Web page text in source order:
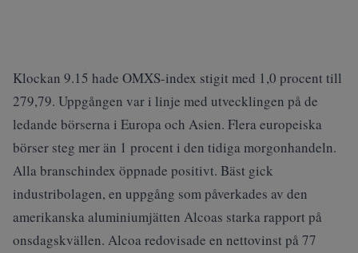
Klockan 9.15 hade OMXS-index stigit med 1,0 procent till
279,79. Uppgången var i linje med utvecklingen på de
ledande börserna i Europa och Asien. Flera europeiska
börser steg mer än 1 procent i den tidiga morgonhandeln.
Alla branschindex öppnade positivt. Bäst gick
industribolagen, en uppgång som påverkades av den
amerikanska aluminiumjätten Alcoas starka rapport på
onsdagskvällen. Alcoa redovisade en nettovinst på 77